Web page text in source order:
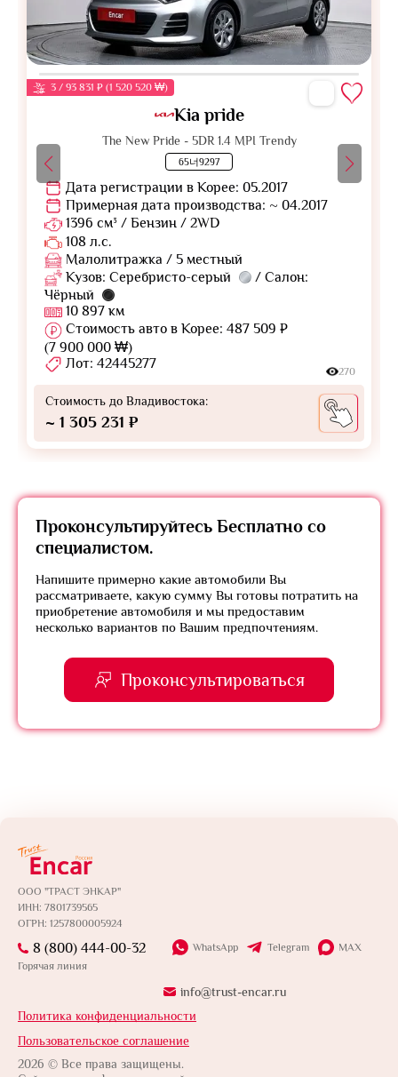
3 / 93 831 ₽ (1 520 520 ₩)
Kia pride
The New Pride - 5DR 1.4 MPI Trendy
65너9297
Дата регистрации в Корее: 05.2017
Примерная дата производства: ~ 04.2017
1396 см³ / Бензин / 2WD
108 л.с.
Малолитражка / 5 местный
Кузов: Серебристо-серый
/ Салон:
Чёрный
10 897 км
Стоимость авто в Корее: 487 509 ₽
(7 900 000 ₩)
Лот: 42445277
270
Стоимость до Владивостока:
~ 1 305 231 ₽
Проконсультируйтесь Бесплатно со
специалистом.
Напишите примерно какие автомобили Вы
рассматриваете, какую сумму Вы готовы потратить на
приобретение автомобиля и мы предоставим
несколько вариантов по Вашим предпочтениям.
Проконсультироваться
ООО "ТРАСТ ЭНКАР"
ИНН: 7801739565
ОГРН: 1257800005924
Политика конфиденциальности
Пользовательское соглашение
2026 © Все права защищены.
8 (800) 444-00-32
Горячая линия
WhatsApp Telegram MAX
info@trust-encar.ru